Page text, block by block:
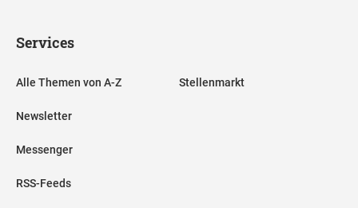
Services
Alle Themen von A-Z
Newsletter
Messenger
RSS-Feeds
Stellenmarkt